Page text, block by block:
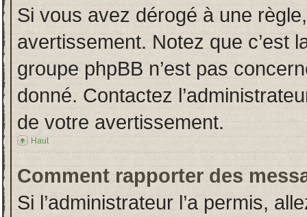
Si vous avez dérogé à une
avertissement. Notez que c’est
groupe phpBB n’est pas
donné. Contactez
de votre avertissement.
Haut
Comment rapporter des
Si l’administrateur l’a permis,